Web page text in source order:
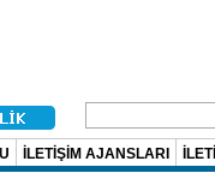
İLETİŞİM AJANSLARI